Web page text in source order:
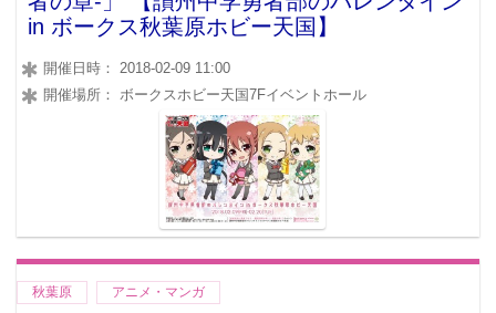
in ボークス秋葉原ホビー天国】
開催日時： 2018-02-09 11:00
開催場所： ボークスホビー天国7Fイベントホール
秋葉原 アニメ・マンガ